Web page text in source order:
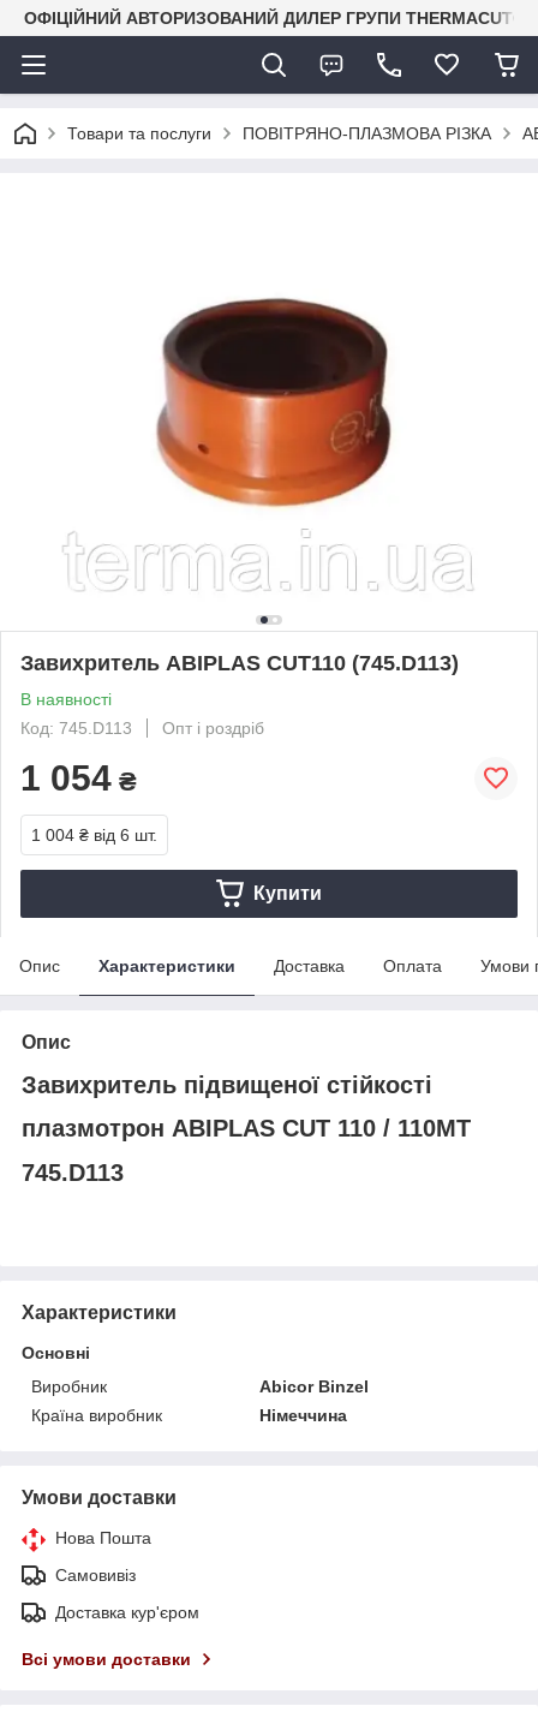
ОФІЦІЙНИЙ АВТОРИЗОВАНИЙ ДИЛЕР ГРУПИ THERMACUT® В
Товари та послуги ПОВІТРЯНО-ПЛАЗМОВА РІЗКА
Завихритель ABIPLAS CUT110 (745.D113)
В наявності
Код: 745.D113
Опт і роздріб
1 054 ₴
1 004 ₴ від 6 шт.
Купити
Опис Характеристики Доставка Оплата Умови
Опис
Завихритель підвищеної стійкості
плазмотрон ABIPLAS CUT 110 / 110МТ
745.D113
Характеристики
Основні
Виробник
Abicor Binzel
Країна виробник
Німеччина
Умови доставки
Нова Пошта
Самовивіз
Доставка кур'єром
Всі умови доставки